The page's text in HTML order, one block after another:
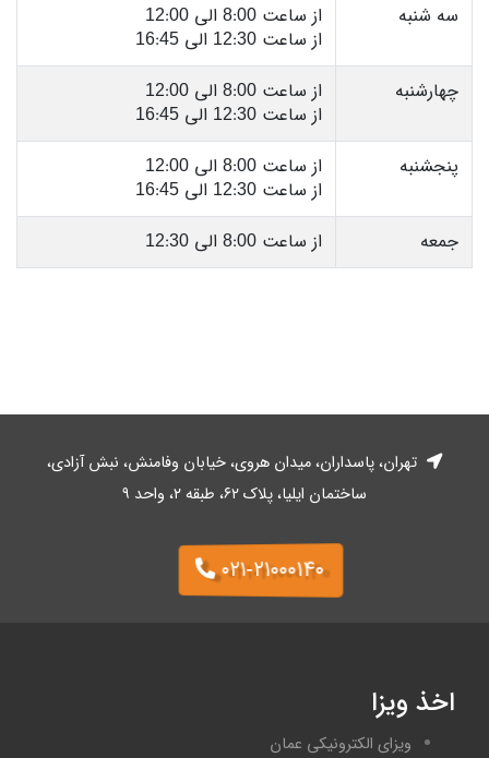
سه شنبه
از ساعت 8:00 الی 12:00
از ساعت 12:30 الی 16:45
چهارشنبه
از ساعت 8:00 الی 12:00
از ساعت 12:30 الی 16:45
پنجشنبه
از ساعت 8:00 الی 12:00
از ساعت 12:30 الی 16:45
جمعه
از ساعت 8:00 الی 12:30
تهران، پاسداران، میدان هروی، خیابان وفا‌منش، نبش آزادی،
ساختمان ایلیا، پلاک ۶۲، طبقه ۲، واحد ۹
۰۲۱-۲۱۰۰۰۱۴۰
اخذ ویزا
ویزای الکترونیکی عمان